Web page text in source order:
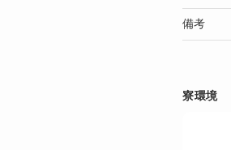
備考
寮環境